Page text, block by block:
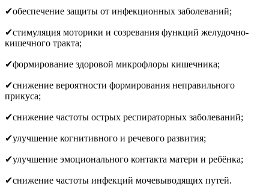
✔обеспечение защиты от инфекционных заболеваний;
✔стимуляция моторики и созревания функций желудочно-
кишечного тракта;
✔формирование здоровой микрофлоры кишечника;
✔снижение вероятности формирования неправильного
прикуса;
✔снижение частоты острых респираторных заболеваний;
✔улучшение когнитивного и речевого развития;
✔улучшение эмоционального контакта матери и ребёнка;
✔снижение частоты инфекций мочевыводящих путей.